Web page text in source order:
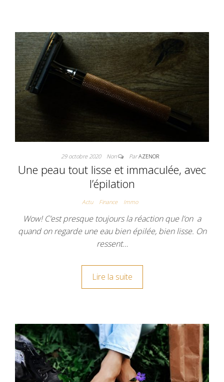
29 octobre 2020 Non ParAZENOR
Une peau tout lisse et immaculée, avec
l’épilation
Actu Finance Immo
Wow! C’est presque toujours la réaction que l’on a
quand on regarde une eau bien épilée, bien lisse. On
ressent…
Lire la suite